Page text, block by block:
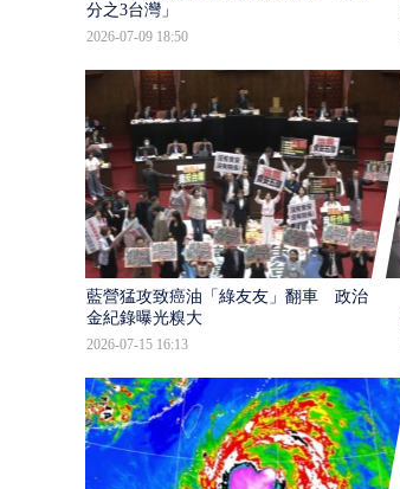
分之3台灣」
2026-07-09 18:50
藍營猛攻致癌油「綠友友」翻車 政治獻
金紀錄曝光糗大
2026-07-15 16:13